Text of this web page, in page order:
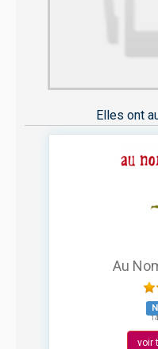
Elles ont
Au
voir